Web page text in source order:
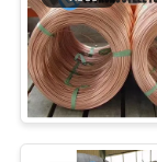
VISITE
D'USINE